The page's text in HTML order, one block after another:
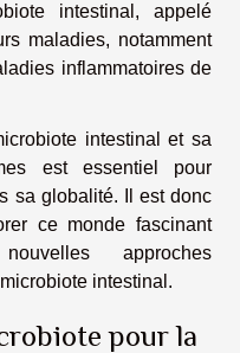
intestinal, appelé
maladies, notamment
inflammatoires de
intestinal et sa
est essentiel pour
sa globalité. Il est donc
ce monde fascinant
approches
intestinal.
pour la